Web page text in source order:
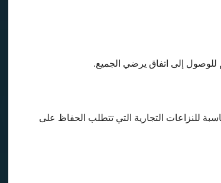
للوصول إلى اتفاق يرضي الجميع.
للنزاعات التجارية التي تتطلب الحفاظ على